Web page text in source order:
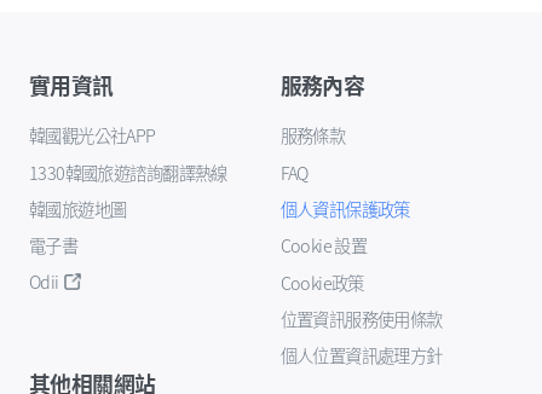
實用資訊
韓國觀光公社APP
1330韓國旅遊諮詢翻譯熱線
韓國旅遊地圖
電子書
Odii
服務內容
服務條款
FAQ
個人資訊保護政策
Cookie 設置
Cookie政策
位置資訊服務使用條款
個人位置資訊處理方針
其他相關網站